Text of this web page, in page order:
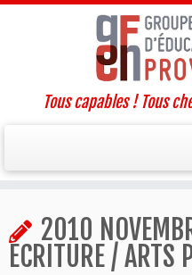
au
contenu
Tous capables ! Tous
2010
ÉCRITURE / ARTS